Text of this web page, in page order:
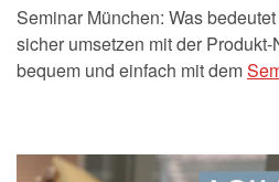
Seminar München: Was
sicher umsetzen mit der
bequem und einfach mit dem